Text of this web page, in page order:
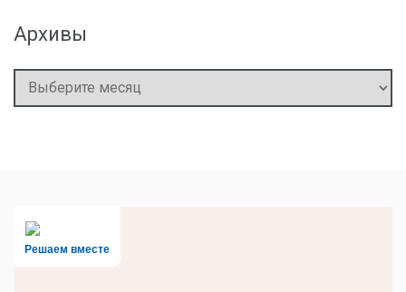
Архивы
Архивы
Решаем вместе